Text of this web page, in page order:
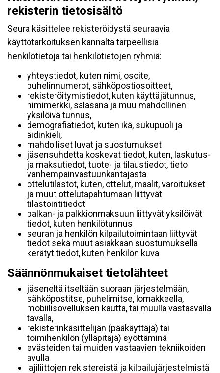
rekisterin tietosisältö
Seura käsittelee rekisteröidystä seuraavia
käyttötarkoituksen kannalta tarpeellisia
henkilötietoja tai henkilötietojen ryhmiä:
yhteystiedot, kuten nimi, osoite,
puhelinnumerot, sähköpostiosoitteet,
rekisteröitymistiedot, kuten käyttäjätunnus,
nimimerkki, salasana ja muu mahdollinen
yksilöivä tunnus,
demografiatiedot, kuten ikä, sukupuoli ja
äidinkieli,
mahdolliset luvat ja suostumukset
jäsensuhdetta koskevat tiedot, kuten, laskutus-
ja maksutiedot, tuote- ja tilaustiedot, tieto
vanhempainvastuunkantajasta
ottelutilastot, kuten, ottelut, maalit, varoitukset
ja muut ottelutapahtumaan liittyvät
tilastointitiedot
palkan- ja palkkionmaksuun liittyvät yksilöivät
tiedot, kuten henkilötunnus
seuran ja henkilön kilpailutoimintaan liittyvät
tiedot sekä muut asiakkaan suostumuksella
kerätyt tiedot, kuten henkilön kuva
Säännönmukaiset tietolähteet
jäseneltä itseltään suoraan järjestelmään,
sähköpostitse, puhelimitse, lomakkeella,
mobiilisovelluksen kautta, tai muulla vastaavalla
tavalla,
rekisterinkäsittelijän (pääkäyttäjä) tai
toimihenkilön (ylläpitäjä) syöttäminä
evästeiden tai muiden vastaavien tekniikoiden
avulla
lajiliittojen rekistereistä ja kilpailujärjestelmistä